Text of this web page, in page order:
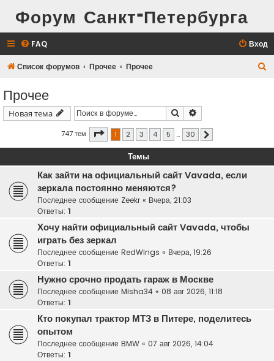
Форум Санкт-Петербурга
FAQ Вход
Список форумов Прочее Прочее
Прочее
Новая тема Поиск
747 тем Страница 1из 30
1 2 3 4 5 … 30
Темы
Как зайти на официальный сайт Vavada, если
зеркала постоянно меняются?
Последнее сообщение Zeekr « Вчера, 21:03
Ответы: 1
Хочу найти официальный сайт Vavada, чтобы
играть без зеркал
Последнее сообщение RedWings « Вчера, 19:26
Ответы: 1
Нужно срочно продать гараж в Москве
Последнее сообщение Misha34 « 08 авг 2026, 11:18
Ответы: 1
Кто покупал трактор МТЗ в Питере, поделитесь
опытом
Последнее сообщение BMW « 07 авг 2026, 14:04
Ответы: 1